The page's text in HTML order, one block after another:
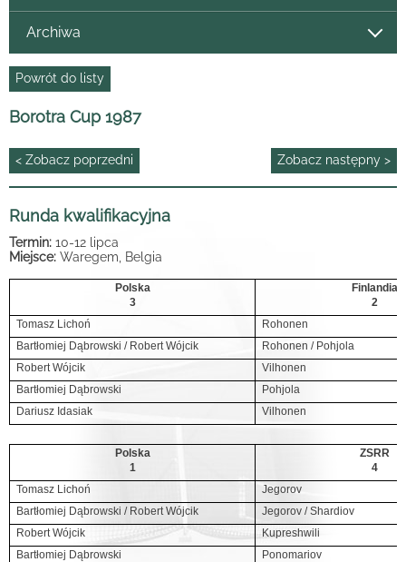
Archiwa
Powrót do listy
Borotra Cup 1987
< Zobacz poprzedni Zobacz następny >
Runda kwalifikacyjna
Termin: 10-12 lipca
Miejsce: Waregem, Belgia
Polska
3
Finlandia
2
Tomasz Lichoń
Rohonen
Bartłomiej Dąbrowski / Robert Wójcik
Rohonen / Pohjola
Robert Wójcik
Vilhonen
Bartłomiej Dąbrowski
Pohjola
Dariusz Idasiak
Vilhonen
Polska
1
ZSRR
4
Tomasz Lichoń
Jegorov
Bartłomiej Dąbrowski / Robert Wójcik
Jegorov / Shardiov
Robert Wójcik
Kupreshwili
Bartłomiej Dąbrowski
Ponomariov